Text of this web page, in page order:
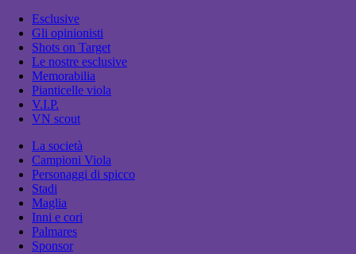
Esclusive
Gli opinionisti
Shots on Target
Le nostre esclusive
Memorabilia
Pianticelle viola
V.I.P.
VN scout
La società
Campioni Viola
Personaggi di spicco
Stadi
Maglia
Inni e cori
Palmares
Sponsor